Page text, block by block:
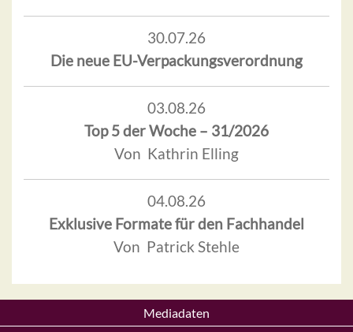
30.07.26
Die neue EU-Verpackungsverordnung
03.08.26
Top 5 der Woche – 31/2026
Von Kathrin Elling
04.08.26
Exklusive Formate für den Fachhandel
Von Patrick Stehle
Mediadaten